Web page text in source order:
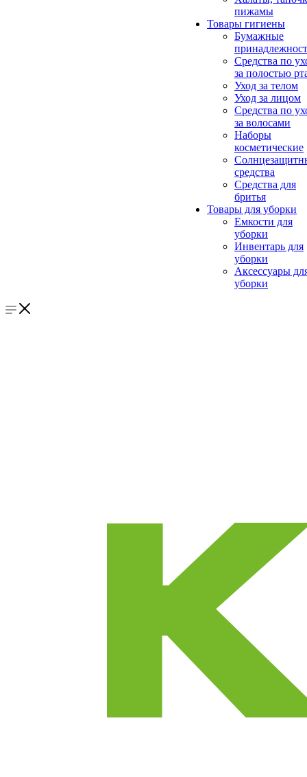
пижамы
Товары гигиены
Бумажные
Средства по
за полостью
Уход за телом
Уход за лицом
Средства по
за волосами
Наборы
косметические
средства
Средства для
бритья
Товары для уборки
Емкости для
уборки
Инвентарь для
уборки
Аксессуары
уборки